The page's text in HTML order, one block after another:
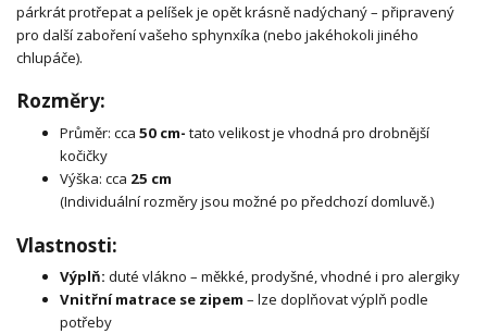
párkrát protřepat a pelíšek je opět krásně nadýchaný – připravený
pro další zaboření vašeho sphynxíka (nebo jakéhokoli jiného
chlupáče).
Rozměry:
Průměr: cca 50 cm- tato velikost je vhodná pro drobnější
kočičky
Výška: cca 25 cm
(Individuální rozměry jsou možné po předchozí domluvě.)
Vlastnosti:
Výplň: duté vlákno – měkké, prodyšné, vhodné i pro alergiky
Vnitřní matrace se zipem – lze doplňovat výplň podle
potřeby